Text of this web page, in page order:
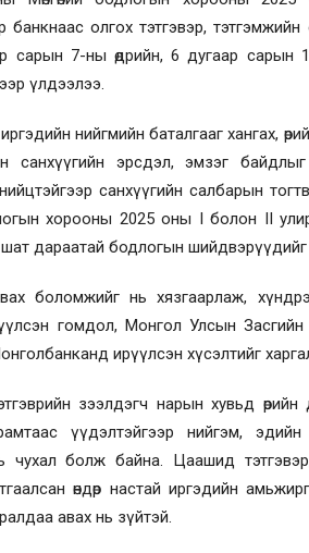
банкнаас олгох тэтгэвэр,
сарын 7-ны өдрийн, 6 дугаар сарын
үлдээлээ.
нийгмийн баталгааг хангах,
санхүүгийн эрсдэл, эмзэг
санхүүгийн салбарын
хорооны 2025 оны I болон II
дараатай бодлогын шийдвэрүүдийг
боломжийг нь хязгаарлаж,
гомдол, Монгол Улсын
ирүүлсэн хүсэлтийг
тэтгэврийн зээлдэгч нарын хувьд
үүдэлтэйгээр нийгэм, эдийн
чухал болж байна. Цаашид
өндөр настай иргэдийн
авах нь зүйтэй.